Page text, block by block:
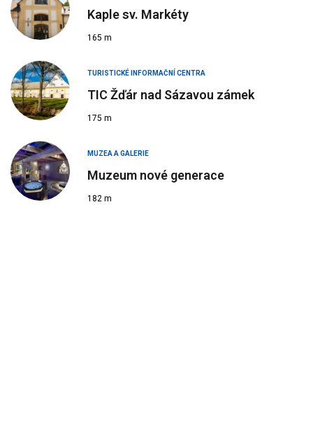
Kaple sv. Markéty
165 m
TURISTICKÉ INFORMAČNÍ CENTRA
TIC Žďár nad Sázavou zámek
175 m
MUZEA A GALERIE
Muzeum nové generace
182 m